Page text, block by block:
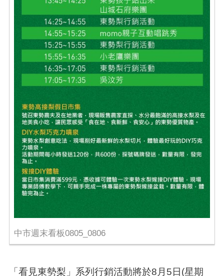
中市週末看板0805_0806
「看見東勢梨」系列行銷活動將於8月5日(星期